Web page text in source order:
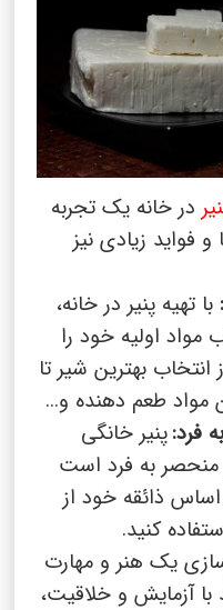
در خانه یک تجربه
فواید زیادی نیز
با تهیه پنیر در خانه،
اولیه خود را
بهترین شیر تا
مواد طعم دهنده و...
فرد:پنیر خانگی
به فرد است
ذائقه خود از
کنید.
یک هنر و مهارت
آزمایش و خلاقیت،